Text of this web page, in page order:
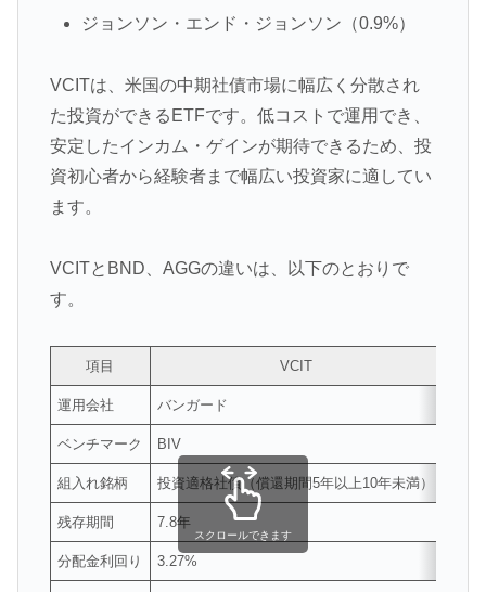
ジョンソン・エンド・ジョンソン（0.9%）
VCITは、米国の中期社債市場に幅広く分散され
た投資ができるETFです。低コストで運用でき、
安定したインカム・ゲインが期待できるため、投
資初心者から経験者まで幅広い投資家に適してい
ます。
VCITとBND、AGGの違いは、以下のとおりで
す。
項目 VCIT
運用会社 バンガード
ベンチマーク BIV
組入れ銘柄 投資適格社債（償還期間5年以上10年未満）
残存期間 7.8年
分配金利回り 3.27%
スクロールできます